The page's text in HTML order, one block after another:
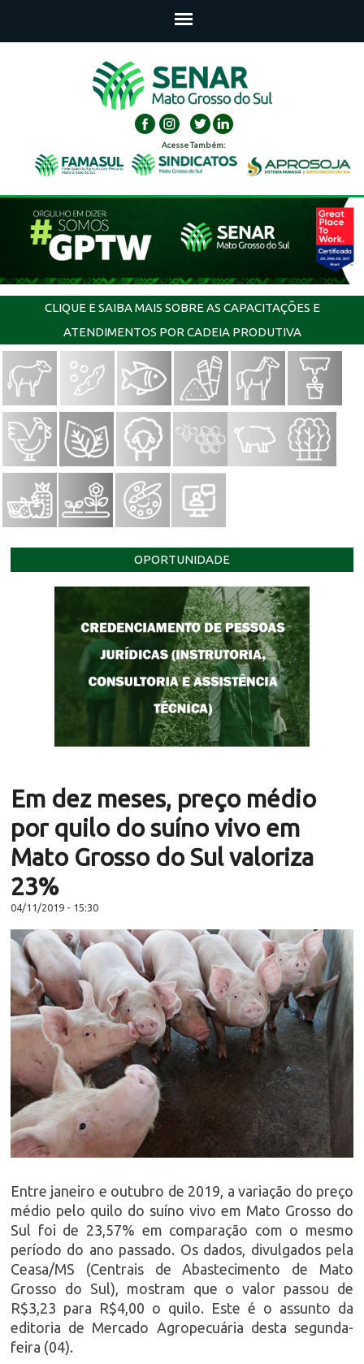
Acesse Também:
CLIQUE E SAIBA MAIS SOBRE AS CAPACITAÇÕES E
ATENDIMENTOS POR CADEIA PRODUTIVA
OPORTUNIDADE
Em dez meses, preço médio
por quilo do suíno vivo em
Mato Grosso do Sul valoriza
23%
04/11/2019 - 15:30
Entre janeiro e outubro de 2019, a variação do preço
médio pelo quilo do suíno vivo em Mato Grosso do
Sul foi de 23,57% em comparação com o mesmo
período do ano passado. Os dados, divulgados pela
Ceasa/MS (Centrais de Abastecimento de Mato
Grosso do Sul), mostram que o valor passou de
R$3,23 para R$4,00 o quilo. Este é o assunto da
editoria de Mercado Agropecuária desta segunda-
feira (04).